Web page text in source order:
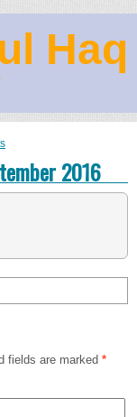
Haq
2016
fields are marked *